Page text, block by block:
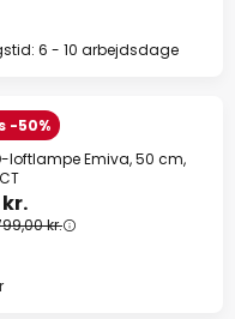
6 - 10 arbejdsdage
-50%
loftlampe Emiva, 50 cm,
kr.